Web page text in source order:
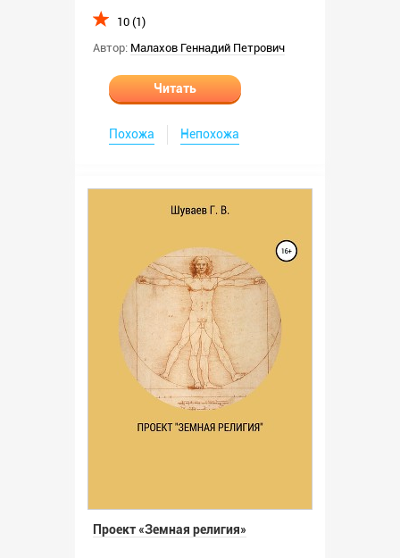
10 (1)
Автор: Малахов Геннадий Петрович
Читать
Похожа Непохожа
Проект «Земная религия»